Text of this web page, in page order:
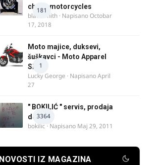
181
chock motorcycles
blacksmith · NapisanoOctobar
17, 2018
1
Moto majice, duksevi,
šuškavci - Moto Apparel
SRB
Lucky George · NapisanoApril
27
3364
" BOKILIĆ " servis, prodaja
delova
bokilic · Napisano Maj 29, 2011
NOVOSTI IZ MAGAZINA